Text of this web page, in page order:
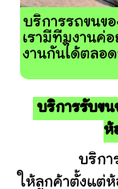
บริการรถขนข
เรามีทีมงานค่
งานกันได้ตลอด
บริการรับขน
ห้
บริกา
ให้ลูกค้าตั้งแต่